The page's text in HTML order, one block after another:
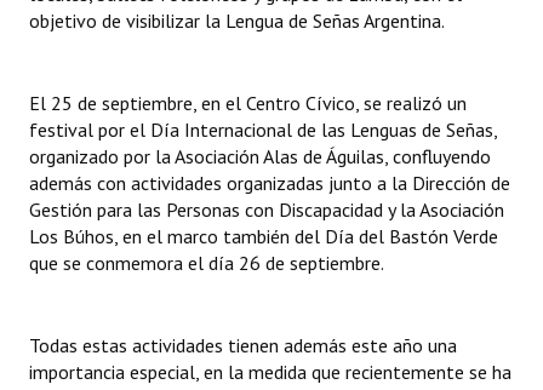
objetivo de visibilizar la Lengua de Señas Argentina.
El 25 de septiembre, en el Centro Cívico, se realizó un
festival por el Día Internacional de las Lenguas de Señas,
organizado por la Asociación Alas de Águilas, confluyendo
además con actividades organizadas junto a la Dirección de
Gestión para las Personas con Discapacidad y la Asociación
Los Búhos, en el marco también del Día del Bastón Verde
que se conmemora el día 26 de septiembre.
Todas estas actividades tienen además este año una
importancia especial, en la medida que recientemente se ha